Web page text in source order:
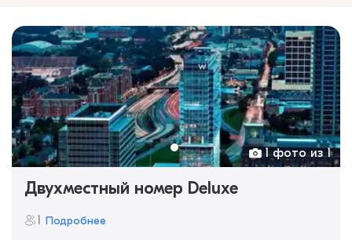
1 фото из 1
Двухместный номер Deluxe
1 Подробнее